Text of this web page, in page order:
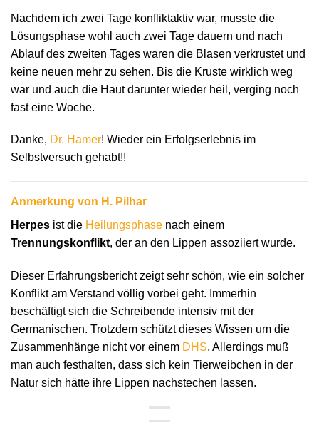
Nachdem ich zwei Tage konfliktaktiv war, musste die
Lösungsphase wohl auch zwei Tage dauern und nach
Ablauf des zweiten Tages waren die Blasen verkrustet und
keine neuen mehr zu sehen. Bis die Kruste wirklich weg
war und auch die Haut darunter wieder heil, verging noch
fast eine Woche.
Danke, Dr. Hamer! Wieder ein Erfolgserlebnis im
Selbstversuch gehabt!!
Anmerkung von H. Pilhar
Herpes ist die Heilungsphase nach einem
Trennungskonflikt, der an den Lippen assoziiert wurde.
Dieser Erfahrungsbericht zeigt sehr schön, wie ein solcher
Konflikt am Verstand völlig vorbei geht. Immerhin
beschäftigt sich die Schreibende intensiv mit der
Germanischen. Trotzdem schützt dieses Wissen um die
Zusammenhänge nicht vor einem DHS. Allerdings muß
man auch festhalten, dass sich kein Tierweibchen in der
Natur sich hätte ihre Lippen nachstechen lassen.